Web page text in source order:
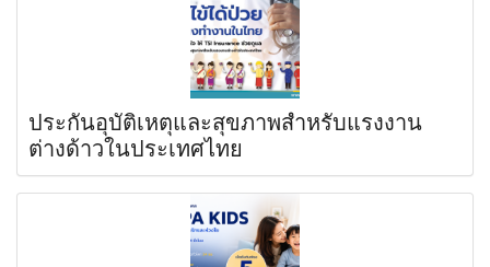
ประกันอุบัติเหตุและสุขภาพสำหรับแรงงาน
ต่างด้าวในประเทศไทย